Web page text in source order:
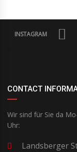
INSTAGRAM
CONTACT
Wir sind für Sie da
Uhr:
Landsberger